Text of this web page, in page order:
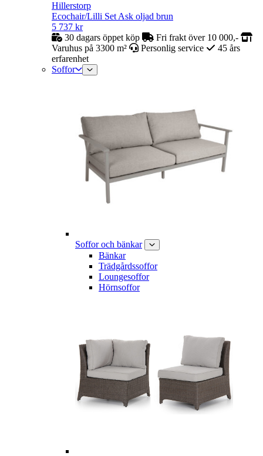
Hillerstorp
Ecochair/Lilli Set Ask oljad brun
5 737 kr
30 dagars öppet köp
Fri frakt över 10 000,-
Varuhus på 3300 m²
Personlig service
45 års
erfarenhet
Soffor
Soffor och bänkar
Bänkar
Trädgårdssoffor
Loungesoffor
Hörnsoffor